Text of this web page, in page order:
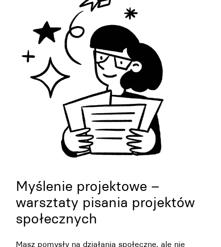
Myślenie projektowe –
warsztaty pisania projektów
społecznych
Masz pomysły na działania społeczne, ale nie